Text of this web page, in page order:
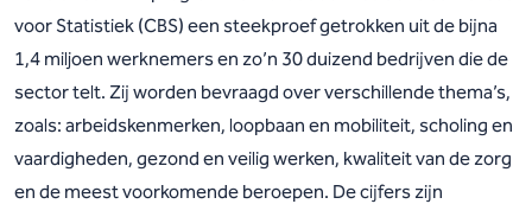
voor Statistiek (CBS) een steekproef getrokken uit de bijna
1,4 miljoen werknemers en zo’n 30 duizend bedrijven die de
sector telt. Zij worden bevraagd over verschillende thema’s,
zoals: arbeidskenmerken, loopbaan en mobiliteit, scholing en
vaardigheden, gezond en veilig werken, kwaliteit van de zorg
en de meest voorkomende beroepen. De cijfers zijn